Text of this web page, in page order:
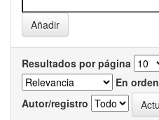
Resultados por página
En orden
Autor/registro